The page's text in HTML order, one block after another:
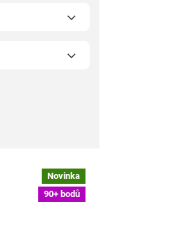
Novinka
90+ bodů